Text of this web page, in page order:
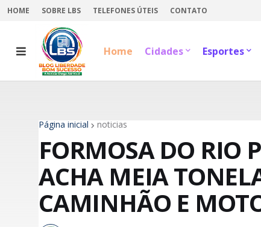
HOME SOBRE LBS TELEFONES ÚTEIS CONTATO
Home
Cidades Esportes
Página inicial noticias
FORMOSA DO RIO
ACHA MEIA
CAMINHÃO E